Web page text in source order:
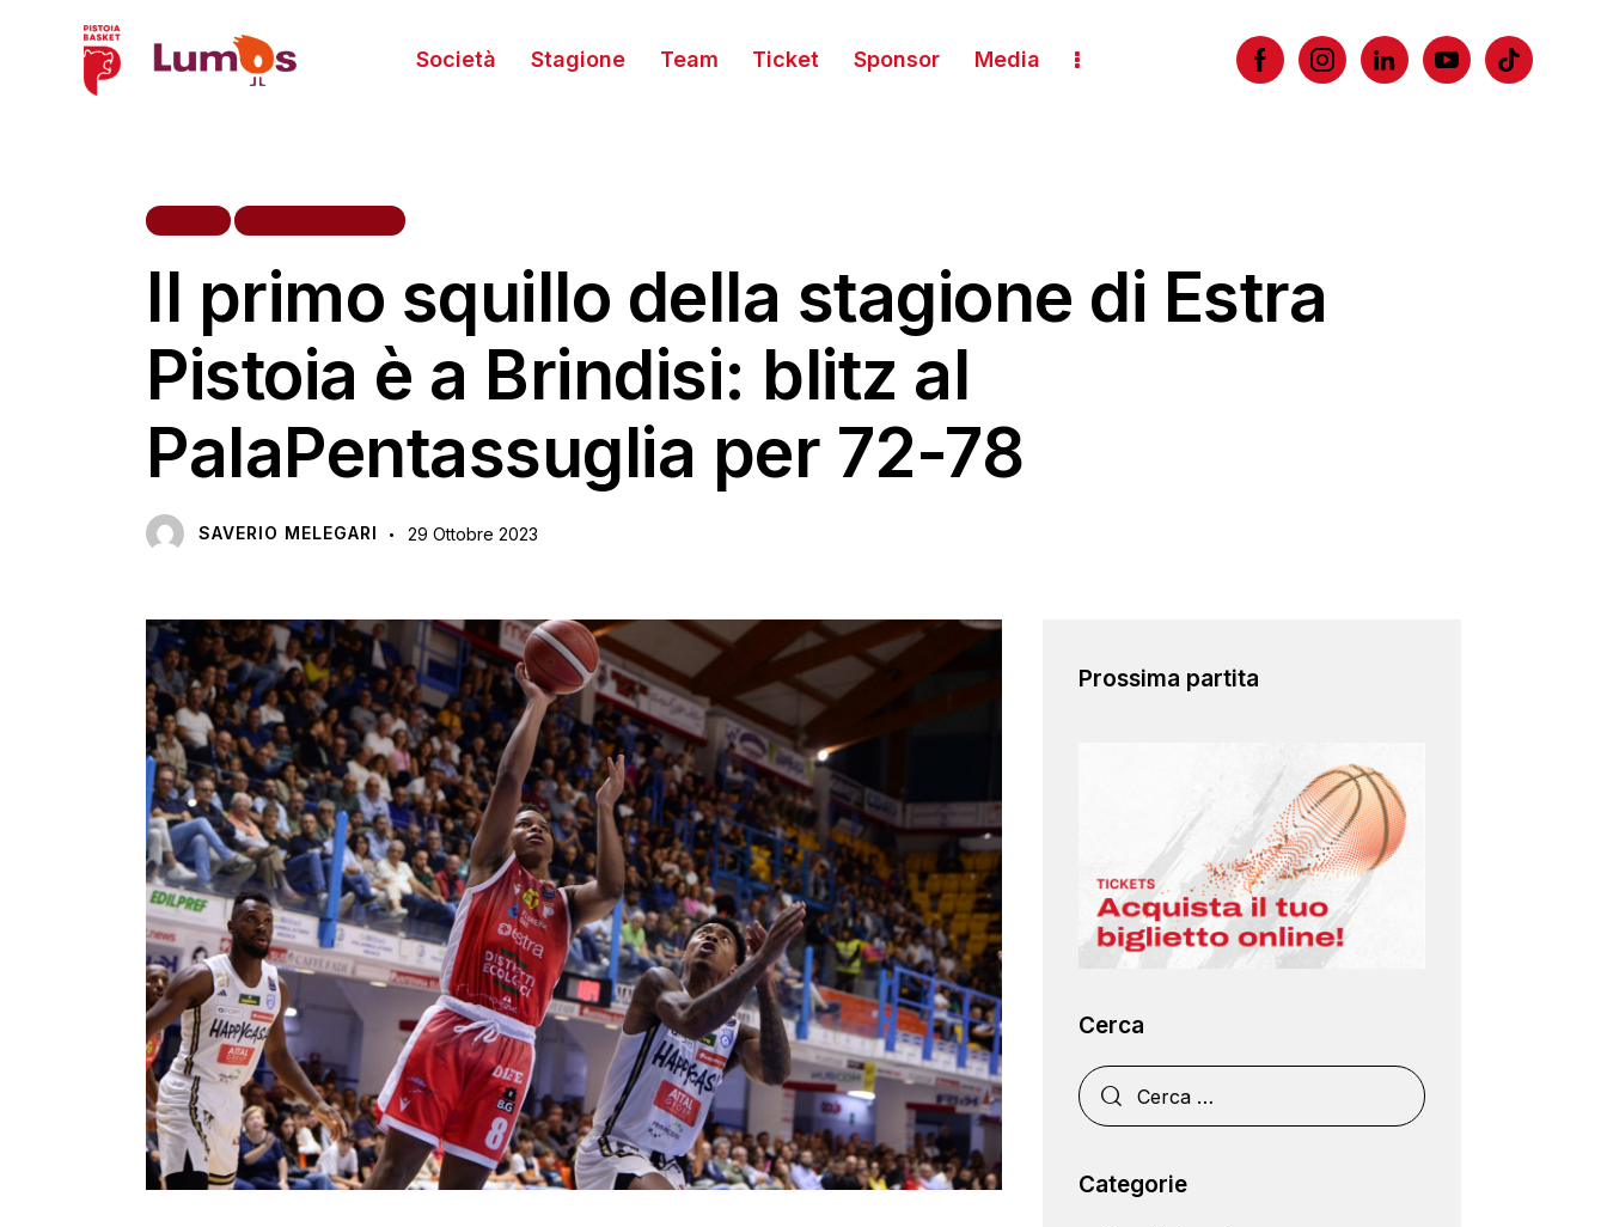
Società Stagione Team Ticket Sponsor Media
Il primo squillo della stagione di Estra
Pistoia è a Brindisi: blitz al
PalaPentassuglia per 72-78
SAVERIO MELEGARI 29 Ottobre 2023
Prossima partita
Cerca
Categorie